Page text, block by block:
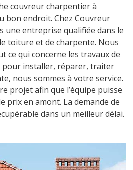
couvreur charpentier à
bon endroit. Chez Couvreur
une entreprise qualifiée dans le
toiture et de charpente. Nous
ce qui concerne les travaux de
pour installer, réparer, traiter
nous sommes à votre service.
projet afin que l’équipe puisse
prix en amont. La demande de
dans un meilleur délai.